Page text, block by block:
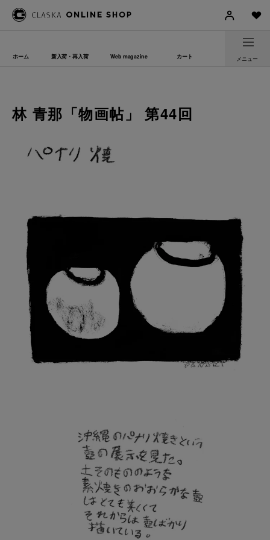
ホーム 新入荷・再入荷 Web magazine カート メニュー
林 青那「物画帖」 第44回